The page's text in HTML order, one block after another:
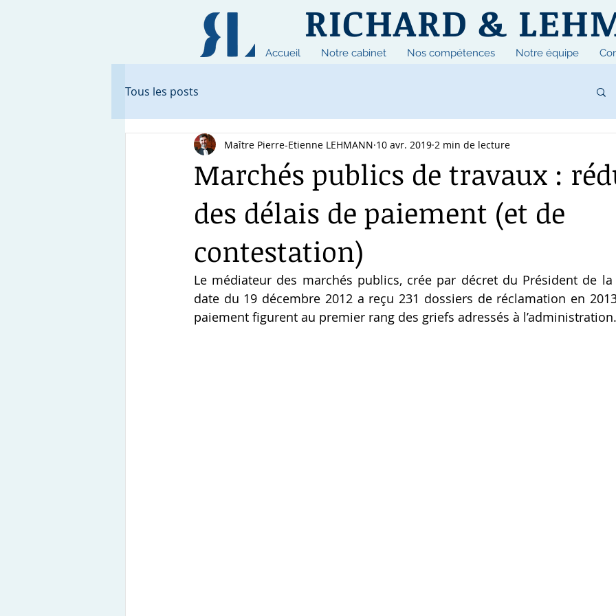
RICHARD &
Accueil Notre cabinet Nos compétences Notre équipe
Tous les posts
Marchés publics de travaux :
des délais de paiement (et de
contestation)
Maître Pierre-Etienne LEHMANN 10 avr. 2019 2 min de lecture
Le médiateur des marchés publics, crée par décret du Président de
date du 19 décembre 2012 a reçu 231 dossiers de réclamation en
paiement figurent au premier rang des griefs adressés à l’administration.